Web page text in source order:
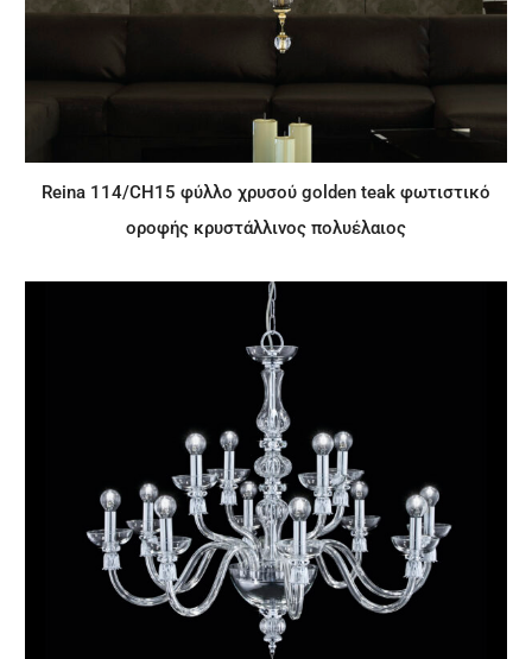
Reina 114/CH15 φύλλο χρυσού golden teak φωτιστικό
οροφής κρυστάλλινος πολυέλαιος